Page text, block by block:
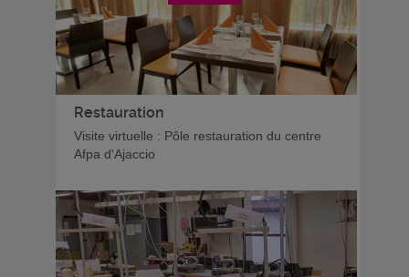
Restauration
Visite virtuelle : Pôle restauration du centre
Afpa d'Ajaccio